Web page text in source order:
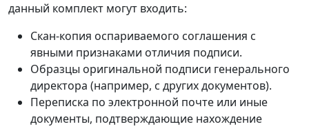
данный комплект могут входить:
Скан-копия оспариваемого соглашения с
явными признаками отличия подписи.
Образцы оригинальной подписи генерального
директора (например, с других документов).
Переписка по электронной почте или иные
документы, подтверждающие нахождение